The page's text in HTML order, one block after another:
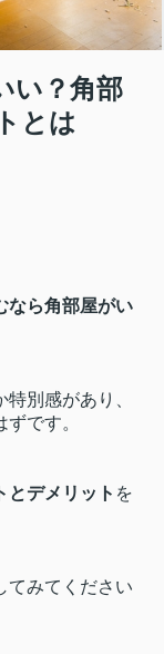
い？角部
とは
なら角部屋がい
別感があり、
です。
とデメリット を
みてください